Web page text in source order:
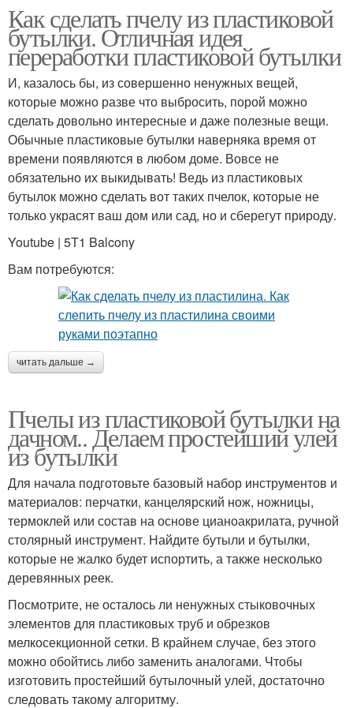
Как сделать пчелу из пластиковой
бутылки. Отличная идея
переработки пластиковой бутылки
И, казалось бы, из совершенно ненужных вещей,
которые можно разве что выбросить, порой можно
сделать довольно интересные и даже полезные вещи.
Обычные пластиковые бутылки наверняка время от
времени появляются в любом доме. Вовсе не
обязательно их выкидывать! Ведь из пластиковых
бутылок можно сделать вот таких пчелок, которые не
только украсят ваш дом или сад, но и сберегут природу.
Youtube | 5T1 Balcony
Вам потребуются:
читать дальше →
Пчелы из пластиковой бутылки на
дачном.. Делаем простейший улей
из бутылки
Для начала подготовьте базовый набор инструментов и
материалов: перчатки, канцелярский нож, ножницы,
термоклей или состав на основе цианоакрилата, ручной
столярный инструмент. Найдите бутыли и бутылки,
которые не жалко будет испортить, а также несколько
деревянных реек.
Посмотрите, не осталось ли ненужных стыковочных
элементов для пластиковых труб и обрезков
мелкосекционной сетки. В крайнем случае, без этого
можно обойтись либо заменить аналогами. Чтобы
изготовить простейший бутылочный улей, достаточно
следовать такому алгоритму.